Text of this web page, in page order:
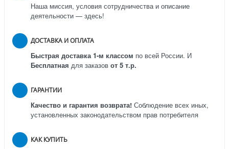
Наша миссия, условия сотрудничества и описание
деятельности — здесь!
ДОСТАВКА И ОПЛАТА
Быстрая доставка 1-м классом по всей России. И
Бесплатная для заказов от 5 т.р.
ГАРАНТИИ
Качество и гарантия возврата! Соблюдение всех иных,
установленных законодательством прав потребителя
КАК КУПИТЬ